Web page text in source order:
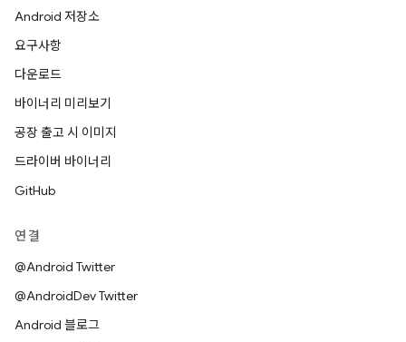
Android 저장소
요구사항
다운로드
바이너리 미리보기
공장 출고 시 이미지
드라이버 바이너리
GitHub
연결
@Android Twitter
@AndroidDev Twitter
Android 블로그